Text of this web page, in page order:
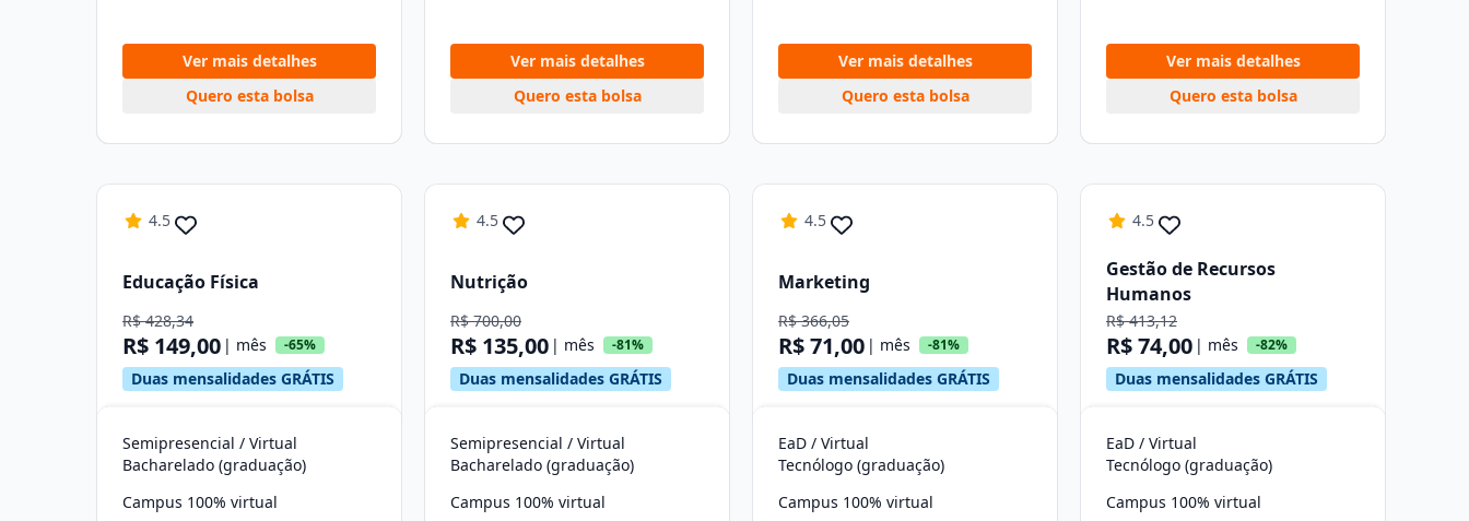
Ver mais detalhes
Quero esta bolsa
Ver mais detalhes
Quero esta bolsa
Ver mais detalhes
Quero esta bolsa
Ver mais detalhes
Quero esta bolsa
4.5
Educação Física
R$ 428,34
R$ 149,00 | mês -65%
Duas mensalidades GRÁTIS
Semipresencial / Virtual
Bacharelado (graduação)
Campus 100% virtual
4.5
Nutrição
R$ 700,00
R$ 135,00 | mês -81%
Duas mensalidades GRÁTIS
Semipresencial / Virtual
Bacharelado (graduação)
Campus 100% virtual
4.5
Marketing
R$ 366,05
R$ 71,00 | mês -81%
Duas mensalidades GRÁTIS
EaD / Virtual
Tecnólogo (graduação)
Campus 100% virtual
4.5
Gestão de Recursos
Humanos
R$ 413,12
R$ 74,00 | mês -82%
Duas mensalidades GRÁTIS
EaD / Virtual
Tecnólogo (graduação)
Campus 100% virtual